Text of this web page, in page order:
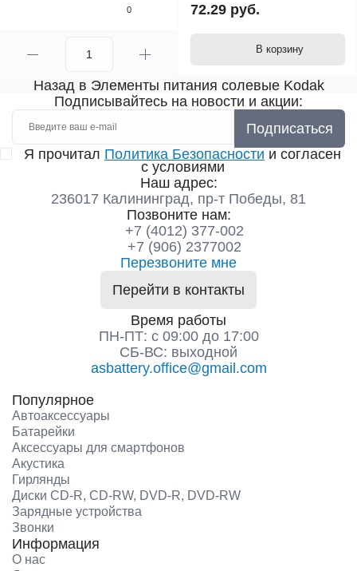
0 72.29 руб.
В корзину
Назад в Элементы питания солевые Kodak
Подписывайтесь на новости и акции:
Подписаться
Я прочитал Политика Безопасности и согласен
с условиями
Наш адрес:
236017 Калининград,​ пр-т Победы, 81
Позвоните нам:
+7 (4012) 377-002
+7 (906) 2377002
Перезвоните мне
Перейти в контакты
Время работы
ПН-ПТ: с 09:00 до 17:00
СБ-ВС: выходной
asbattery.office@gmail.com
Популярное
Автоаксессуары
Батарейки
Аксессуары для смартфонов
Акустика
Гирлянды
Диски CD-R, CD-RW, DVD-R, DVD-RW
Зарядные устройства
Звонки
Информация
О нас